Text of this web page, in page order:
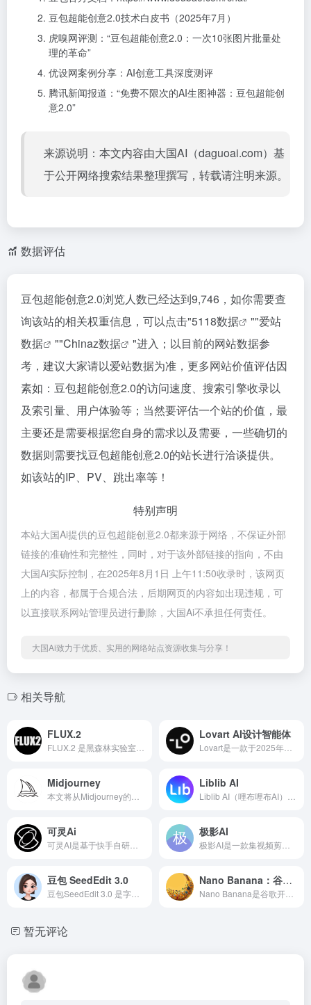
豆包超能创意2.0技术白皮书（2025年7月）
虎嗅网评测：“豆包超能创意2.0：一次10张图片批量处
理的革命”
优设网案例分享： AI创意工具深度测评
腾讯新闻报道：“免费不限次的AI生图神器：豆包超能创
意2.0”
来源说明：本文内容由大国AI（daguoai.com）基
于公开网络搜索结果整理撰写，转载请注明来源。
数据评估
豆包超能创意2.0浏览人数已经达到9,746，如你需要查
询该站的相关权重信息，可以点击"5118数据 ""爱站
数据
""Chinaz数据
"进入；以目前的网站数据参
考，建议大家请以爱站数据为准，更多网站价值评估因
素如：豆包超能创意2.0的访问速度、搜索引擎收录以
及索引量、用户体验等；当然要评估一个站的价值，最
主要还是需要根据您自身的需求以及需要，一些确切的
数据则需要找豆包超能创意2.0的站长进行洽谈提供。
如该站的IP、PV、跳出率等！
特别声明
本站大国Ai提供的豆包超能创意2.0都来源于网络，不保证外部
链接的准确性和完整性，同时，对于该外部链接的指向，不由
大国Ai实际控制，在2025年8月1日 上午11:50收录时，该网页
上的内容，都属于合规合法，后期网页的内容如出现违规，可
以直接联系网站管理员进行删除，大国Ai不承担任何责任。
大国Ai致力于优质、实用的网络站点资源收集与分享！
相关导航
FLUX.2 Lovart AI设计智能体
Midjourney Liblib AI
可灵Ai 极影AI
豆包 SeedEdit 3.0 Nano Banana：谷歌开发的AI图像编辑模型
暂无评论